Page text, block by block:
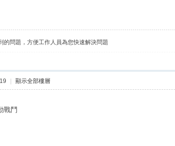
的問題，方便工作人員為您快速解決問題
顯示全部樓層
戰鬥